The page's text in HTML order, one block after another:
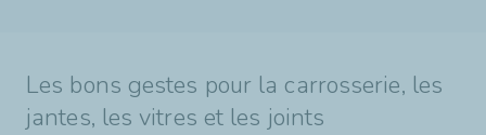
Les bons gestes pour la carrosserie, les
jantes, les vitres et les joints